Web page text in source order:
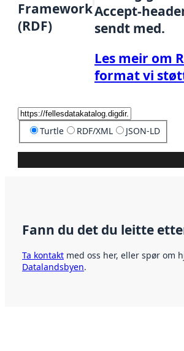
Framework
(RDF)
Accept-
sendt med.
Les meir om
format vi
Turtle RDF/XML JSON-LD
Fann du det du leitte
Ta kontakt med oss her, eller spør om
Datalandsbyen.